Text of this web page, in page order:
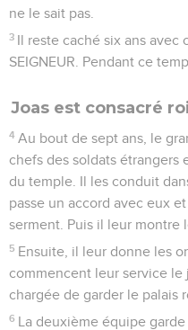
ne le sait pas.
3 Il reste caché six ans avec
SEIGNEUR. Pendant ce
Joas est consacré
4 Au bout de sept ans, le
chefs des soldats étrangers
du temple. Il les conduit
passe un accord avec eux
serment. Puis il leur montre
5 Ensuite, il leur donne les
commencent leur service
chargée de garder le palais
6 La deuxième équipe